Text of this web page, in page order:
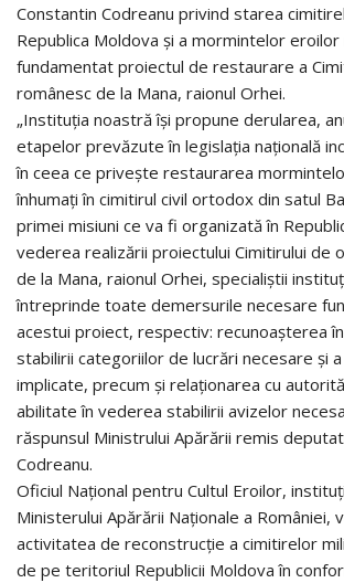
Constantin Codreanu privind starea
Republica Moldova și a mormintelor
fundamentat proiectul de restaurare a
românesc de la Mana, raionul Orhei.
„Instituția noastră își propune derularea,
etapelor prevăzute în legislația națională
în ceea ce privește restaurarea
înhumați în cimitirul civil ortodox din satul
primei misiuni ce va fi organizată în
vederea realizării proiectului Cimitirului de
de la Mana, raionul Orhei, specialiștii
întreprinde toate demersurile necesare
acestui proiect, respectiv: recunoașterea
stabilirii categoriilor de lucrări necesare și
implicate, precum și relaționarea cu
abilitate în vederea stabilirii avizelor
răspunsul Ministrului Apărării remis
Codreanu.
Oficiul Național pentru Cultul Eroilor,
Ministerului Apărării Naționale a României,
activitatea de reconstrucție a cimitirelor
de pe teritoriul Republicii Moldova în